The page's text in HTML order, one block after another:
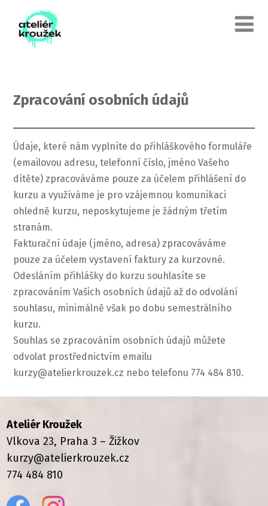
Zpracování osobních údajů
Údaje, které nám vyplníte do přihláškového formuláře
(emailovou adresu, telefonní číslo, jméno Vašeho
dítěte) zpracováváme pouze za účelem přihlášení do
kurzu a využíváme je pro vzájemnou komunikaci
ohledně kurzu, neposkytujeme je žádným třetím
stranám.
Fakturační údaje (jméno, adresa) zpracováváme
pouze za účelem vystavení faktury za kurzovné.
Odesláním přihlášky do kurzu souhlasíte se
zpracováním Vašich osobních údajů až do odvolání
souhlasu, minimálně však po dobu semestrálního
kurzu.
Souhlas se zpracováním osobních údajů můžete
odvolat prostřednictvím emailu
kurzy@atelierkrouzek.cz nebo telefonu 774 484 810.
Ateliér Kroužek
Vlkova 23, Praha 3 – Žižkov
kurzy@atelierkrouzek.cz
774 484 810